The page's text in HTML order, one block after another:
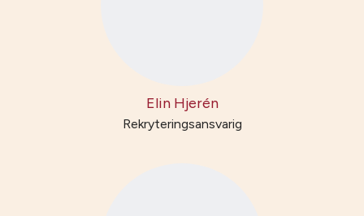
Elin Hjerén
Rekryteringsansvarig